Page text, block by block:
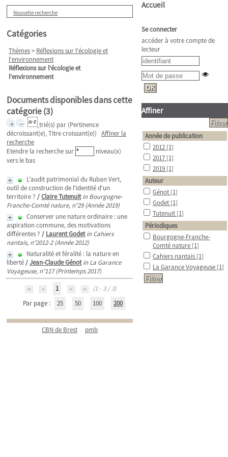
Nouvelle recherche
Catégories
Thèmes> Réflexions sur l'écologie et
l'environnement
Réflexions sur l'écologie et
l'environnement
Documents disponibles dans cette
catégorie (3)
trié(s) par (Pertinence
décroissant(e), Titre croissant(e)) Affiner la
recherche
Etendre la recherche sur
niveau(x)
vers le bas
L'audit patrimonial du Ruban Vert,
outil de construction de l'identité d'un
territoire ? /Claire Tutenuit in Bourgogne-
Franche-Comté nature, n°29 (Année 2019)
Conserver une nature ordinaire : une
aspiration commune, des motivations
différentes ? / Laurent Godet in Cahiers
nantais, n°2012-2 (Année 2012)
Naturalité et féralité : la nature en
liberté/Jean-Claude Génot in La Garance
Voyageuse, n°117 (Printemps 2017)
1
(1 - 3 / 3)
Par page :
25 50 100 200
CBN de Brest pmb
Accueil
Se connecter
accéder à votre compte de
lecteur
Affiner
Année de publication
2012 [1]
2017 [1]
2019 [1]
Auteur
Génot [1]
Godet [1]
Tutenuit [1]
Périodiques
Bourgogne-Franche-
Comté nature [1]
Cahiers nantais [1]
La Garance Voyageuse [1]